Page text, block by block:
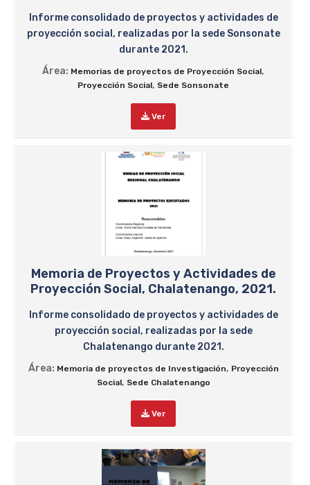
Informe consolidado de proyectos y actividades de
proyección social, realizadas por la sede Sonsonate
durante 2021.
Área: Memorias de proyectos de Proyección Social,
Proyección Social, Sede Sonsonate
Ver
Memoria de Proyectos y Actividades de
Proyección Social, Chalatenango, 2021.
Informe consolidado de proyectos y actividades de
proyección social, realizadas por la sede
Chalatenango durante 2021.
Área: Memoria de proyectos de Investigación, Proyección
Social, Sede Chalatenango
Ver